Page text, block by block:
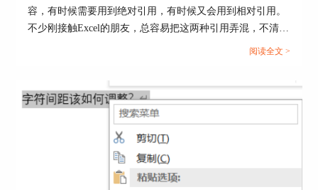
二、Word隐藏图片怎么弄出来
Word图片隐藏很简单，那隐藏的图片怎么弄出来
呢？可以分两种情况，一是全部显示，二是部分显
1、Word隐藏图片全部显示
想要隐藏的图片全部显示，可以把刚才隐藏图片的
操作取消，在高级设置页面取消勾选“显示图片
容，有时候需要用到绝对引用，有时候又会用到相对引用。
不少刚接触Excel的朋友，总容易把这两种引用弄混，不清楚
该在什么情况下使用绝对引用或者相对引用。那么今天我们
阅读全文 >